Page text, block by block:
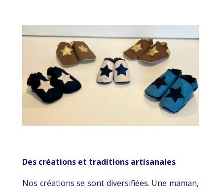
Des créations et traditions artisanales
Nos créations se sont diversifiées. Une maman,